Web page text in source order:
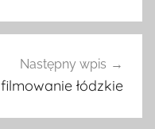
Następny wpis
filmowanie łódzkie